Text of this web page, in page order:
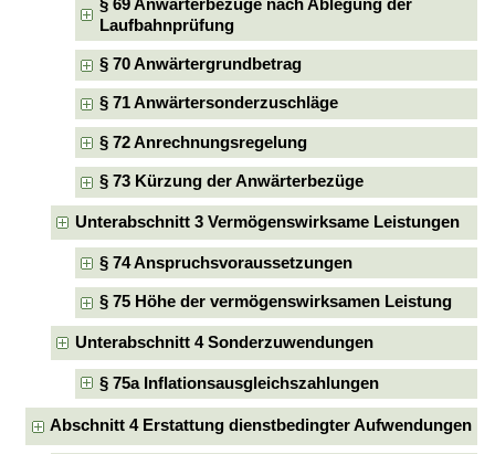
§ 69 Anwärterbezüge nach Ablegung der
Laufbahnprüfung
§ 70 Anwärtergrundbetrag
§ 71 Anwärtersonderzuschläge
§ 72 Anrechnungsregelung
§ 73 Kürzung der Anwärterbezüge
Unterabschnitt 3 Vermögenswirksame Leistungen
§ 74 Anspruchsvoraussetzungen
§ 75 Höhe der vermögenswirksamen Leistung
Unterabschnitt 4 Sonderzuwendungen
§ 75a Inflationsausgleichszahlungen
Abschnitt 4 Erstattung dienstbedingter Aufwendungen